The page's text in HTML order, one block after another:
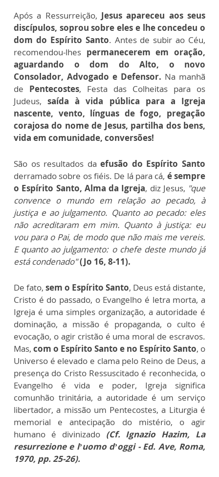
Após a Ressurreição, Jesus apareceu aos seus
discípulos, soprou sobre eles e lhe concedeu o
dom do Espírito Santo. Antes de subir ao Céu,
recomendou-lhes permanecerem em oração,
aguardando o dom do Alto, o novo
Consolador, Advogado e Defensor. Na manhã
de Pentecostes, Festa das Colheitas para os
Judeus,saída à vida pública para a Igreja
nascente, vento, línguas de fogo, pregação
corajosa do nome de Jesus, partilha dos bens,
vida em comunidade, conversões!
São os resultados daefusão do Espírito Santo
derramado sobre os fiéis. De lá para cá, é sempre
o Espírito Santo, Alma da Igreja, diz Jesus, "que
convence o mundo em relação ao pecado, à
justiça e ao julgamento. Quanto ao pecado: eles
não acreditaram em mim. Quanto à justiça: eu
vou para o Pai, de modo que não mais me vereis.
E quanto ao julgamento: o chefe deste mundo já
está condenado"(Jo 16, 8-11).
De fato, sem o Espírito Santo, Deus está distante,
Cristo é do passado, o Evangelho é letra morta, a
Igreja é uma simples organização, a autoridade é
dominação, a missão é propaganda, o culto é
evocação, o agir cristão é uma moral de escravos.
Mas, com o Espírito Santo e no Espírito Santo, o
Universo é elevado e clama pelo Reino de Deus, a
presença do Cristo Ressuscitado é reconhecida, o
Evangelho é vida e poder, Igreja significa
comunhão trinitária, a autoridade é um serviço
libertador, a missão um Pentecostes, a Liturgia é
memorial e antecipação do mistério, o agir
humano é divinizado (Cf. Ignazio Hazim, La
resurrezione e l’uomo d’oggi - Ed. Ave, Roma,
1970, pp. 25-26).